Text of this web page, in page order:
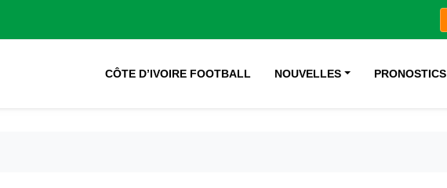
CÔTE D’IVOIRE FOOTBALL NOUVELLES PRONOSTICS